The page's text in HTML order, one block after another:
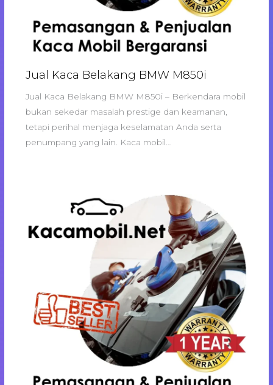
Jual Kaca Belakang BMW M850i
Jual Kaca Belakang BMW M850i – Berkendara mobil
bukan sekedar masalah prestige dan keamanan,
tetapi perihal menjaga keselamatan Anda serta
penumpang yang lain. Kaca mobil…